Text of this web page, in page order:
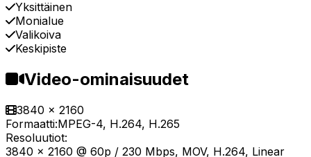
Yksittäinen
Monialue
Valikoiva
Keskipiste
Video-ominaisuudet
3840 x 2160
Formaatti:MPEG-4, H.264, H.265
Resoluutiot:
3840 x 2160 @ 60p / 230 Mbps, MOV, H.264, Linear